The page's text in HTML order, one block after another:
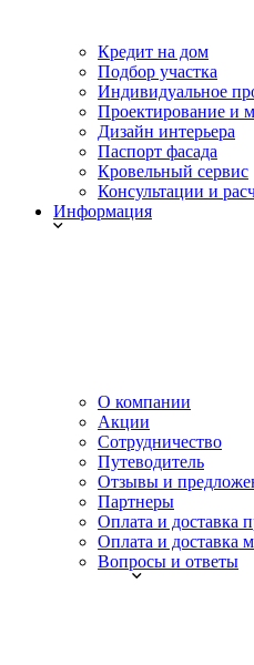
Кредит на дом
Подбор участка
Индивидуальное
Проектирование и
Дизайн интерьера
Паспорт фасада
Кровельный сервис
Консультации и
Информация
О компании
Акции
Сотрудничество
Путеводитель
Отзывы и
Партнеры
Оплата и доставка
Оплата и доставка
Вопросы и ответы